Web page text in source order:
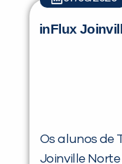
inFlux
Os alunos de
Joinville